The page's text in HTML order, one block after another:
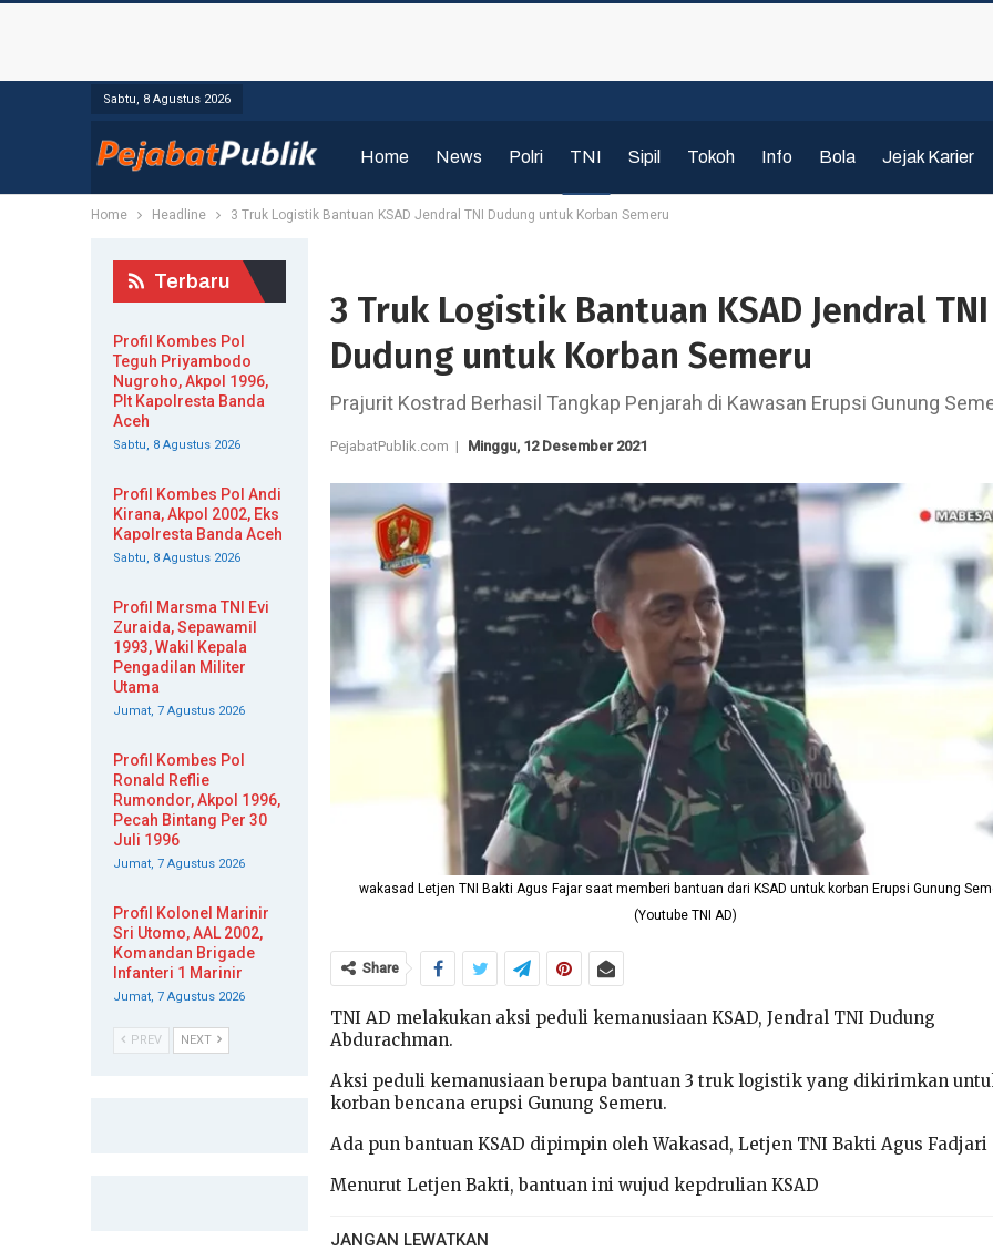
Sabtu, 8 Agustus 2026
Home News Polri TNI Sipil Tokoh Info Bola Jejak Karier
Home Headline 3 Truk Logistik Bantuan KSAD Jendral TNI Dudung untuk Korban Semeru
3 Truk Logistik Bantuan KSAD Jendral TNI
Dudung untuk Korban Semeru
Prajurit Kostrad Berhasil Tangkap Penjarah di Kawasan Erupsi Gunung
PejabatPublik.com | Minggu, 12 Desember 2021
wakasad Letjen TNI Bakti Agus Fajar saat memberi bantuan dari KSAD untuk korban Erupsi Gunung
(Youtube TNI AD)
Share
TNI AD melakukan aksi peduli kemanusiaan KSAD, Jendral TNI Dudung
Abdurachman.
Aksi peduli kemanusiaan berupa bantuan 3 truk logistik yang dikirimkan
korban bencana erupsi Gunung Semeru.
Ada pun bantuan KSAD dipimpin oleh Wakasad, Letjen TNI Bakti Agus Fadjari
Menurut Letjen Bakti, bantuan ini wujud kepdrulian KSAD
JANGAN LEWATKAN
Terbaru
Profil Kombes Pol
Teguh Priyambodo
Nugroho, Akpol 1996,
Plt Kapolresta Banda
Aceh
Sabtu, 8 Agustus 2026
Profil Kombes Pol Andi
Kirana, Akpol 2002, Eks
Kapolresta Banda Aceh
Sabtu, 8 Agustus 2026
Profil Marsma TNI Evi
Zuraida, Sepawamil
1993, Wakil Kepala
Pengadilan Militer
Utama
Jumat, 7 Agustus 2026
Profil Kombes Pol
Ronald Reflie
Rumondor, Akpol 1996,
Pecah Bintang Per 30
Juli 1996
Jumat, 7 Agustus 2026
Profil Kolonel Marinir
Sri Utomo, AAL 2002,
Komandan Brigade
Infanteri 1 Marinir
Jumat, 7 Agustus 2026
PREV NEXT